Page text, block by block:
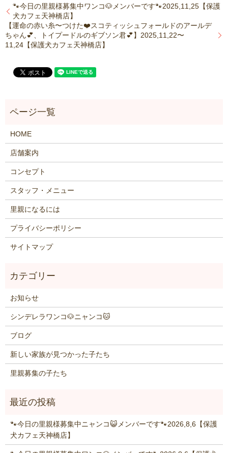
🐾今日の里親様募集中ワンコ🐶メンバーです🐾2025,11,25【保護
犬カフェ天神橋店】
【運命の赤い糸〜つけた❤️スコティッシュフォールドのアールデ
ちゃん💕、トイプードルのギブソン君💕】2025,11,22〜
11,24【保護犬カフェ天神橋店】
HOME
店舗案内
コンセプト
スタッフ・メニュー
里親になるには
プライバシーポリシー
サイトマップ
お知らせ
シンデレラワンコ🐶ニャンコ🐱
ブログ
新しい家族が見つかった子たち
里親募集の子たち
🐾今日の里親様募集中ニャンコ😺メンバーです🐾2026,8,6【保護
犬カフェ天神橋店】